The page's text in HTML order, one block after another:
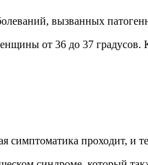
вызванных
от 36 до 37
проходит, и